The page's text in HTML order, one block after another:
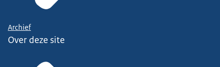
Archief
Over deze site